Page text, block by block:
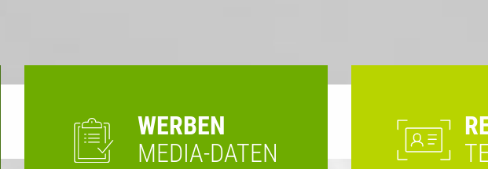
WERBEN
MEDIA-DATEN